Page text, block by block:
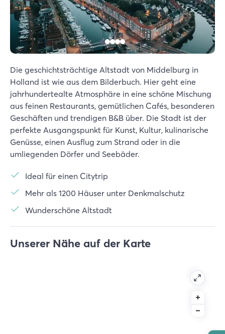
Die geschichtsträchtige Altstadt von Middelburg in
Holland ist wie aus dem Bilderbuch. Hier geht eine
jahrhundertealte Atmosphäre in eine schöne Mischung
aus feinen Restaurants, gemütlichen Cafés, besonderen
Geschäften und trendigen B&B über. Die Stadt ist der
perfekte Ausgangspunkt für Kunst, Kultur, kulinarische
Genüsse, einen Ausflug zum Strand oder in die
umliegenden Dörfer und Seebäder.
Ideal für einen Citytrip
Mehr als 1200 Häuser unter Denkmalschutz
Wunderschöne Altstadt
Unserer Nähe auf der Karte